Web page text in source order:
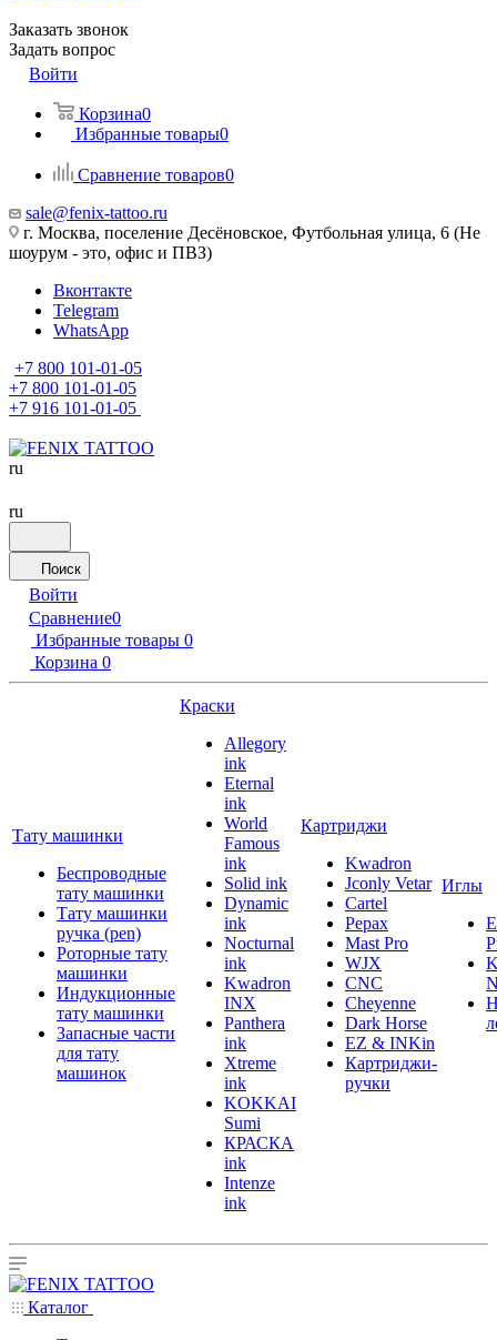
Заказать звонок
Задать вопрос
Войти
Корзина0
Избранные товары0
Сравнение товаров0
sale@fenix-tattoo.ru
г. Москва, поселение Десёновское, Футбольная улица, 6 (Не
шоурум - это, офис и ПВЗ)
Вконтакте
Telegram
WhatsApp
+7 800 101-01-05
+7 800 101-01-05
+7 916 101-01-05
ru
ru
Поиск
Войти
Сравнение0
Избранные товары 0
Корзина 0
Тату машинки
Беспроводные
тату машинки
Тату машинки
ручка (pen)
Роторные тату
машинки
Индукционные
тату машинки
Запасные части
для тату
машинок
Краски
Allegory
ink
Eternal
ink
World
Famous
ink
Solid ink
Dynamic
ink
Nocturnal
ink
Kwadron
INX
Panthera
ink
Xtreme
ink
KOKKAI
Sumi
КРАСКА
ink
Intenze
ink
Картриджи
Kwadron
Jconly Vetar
Cartel
Pepax
Mast Pro
WJX
CNC
Cheyenne
Dark Horse
EZ & INKin
Картриджи-
ручки
Иглы
Каталог